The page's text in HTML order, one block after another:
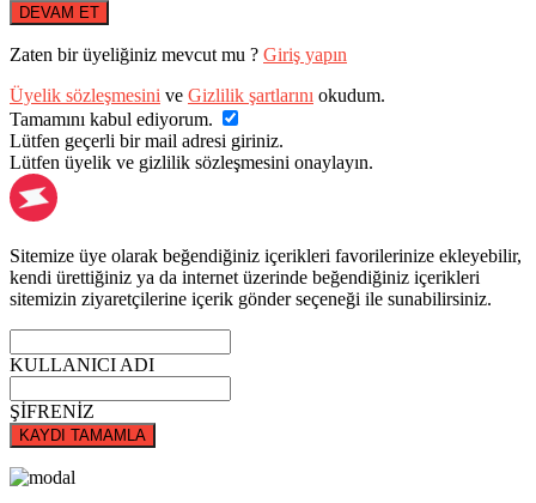
DEVAM ET
Zaten bir üyeliğiniz mevcut mu ? Giriş yapın
Üyelik sözleşmesini ve Gizlilik şartlarını okudum.
Tamamını kabul ediyorum.
Lütfen geçerli bir mail adresi giriniz.
Lütfen üyelik ve gizlilik sözleşmesini onaylayın.
Sitemize üye olarak beğendiğiniz içerikleri favorilerinize ekleyebilir,
kendi ürettiğiniz ya da internet üzerinde beğendiğiniz içerikleri
sitemizin ziyaretçilerine içerik gönder seçeneği ile sunabilirsiniz.
KULLANICI ADI
ŞİFRENİZ
KAYDI TAMAMLA